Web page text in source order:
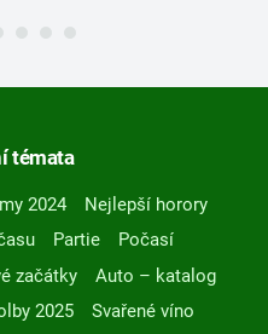
témata
2024
Nejlepší horory
Partie
Počasí
začátky
Auto – katalog
2025
Svařené víno